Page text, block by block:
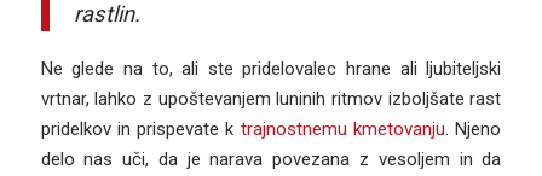
rastlin.
Ne glede na to, ali ste pridelovalec hrane ali ljubiteljski
vrtnar, lahko z upoštevanjem luninih ritmov izboljšate rast
pridelkov in prispevate k trajnostnemu kmetovanju. Njeno
delo nas uči, da je narava povezana z vesoljem in da